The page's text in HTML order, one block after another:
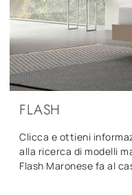
FLASH
Clicca e ottieni
alla ricerca di modelli
Flash Maronese fa al